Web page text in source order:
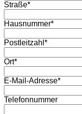
Straße*
Hausnummer*
Postleitzahl *
Ort*
E-Mail-Adresse*
Telefonnummer